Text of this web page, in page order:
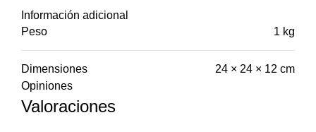
Información adicional
Peso
1 kg
Dimensiones
24 × 24 × 12 cm
Opiniones
Valoraciones